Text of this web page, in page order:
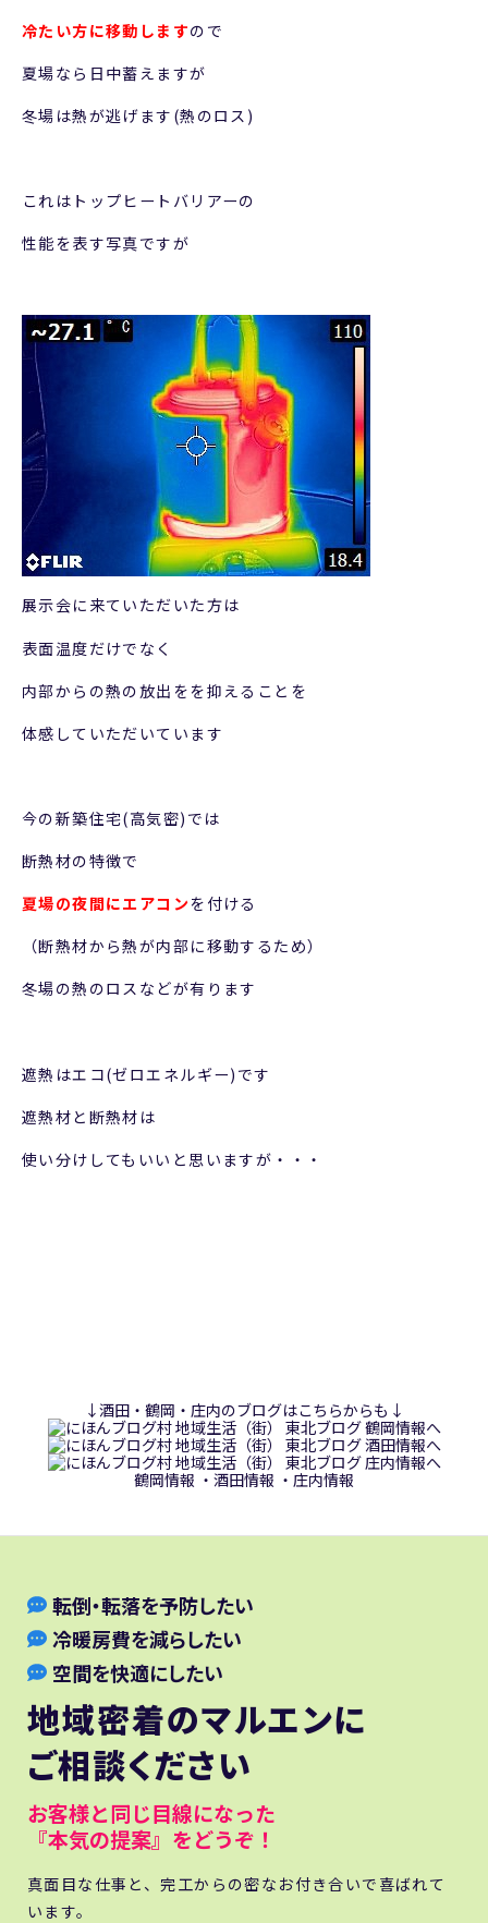
冷たい方に移動しますので
夏場なら日中蓄えますが
冬場は熱が逃げます(熱のロス)
これはトップヒートバリアーの
性能を表す写真ですが
展示会に来ていただいた方は
表面温度だけでなく
内部からの熱の放出をを抑えることを
体感していただいています
今の新築住宅(高気密)では
断熱材の特徴で
夏場の夜間にエアコンを付ける
（断熱材から熱が内部に移動するため）
冬場の熱のロスなどが有ります
遮熱はエコ(ゼロエネルギー)です
遮熱材と断熱材は
使い分けしてもいいと思いますが・・・
↓酒田・鶴岡・庄内のブログはこちらからも↓
鶴岡情報 ・ 酒田情報 ・ 庄内情報
転倒・転落を予防したい
冷暖房費を減らしたい
空間を快適にしたい
地域密着のマルエンに
ご相談ください
お客様と同じ目線になった
『本気の提案』をどうぞ！
真面目な仕事と、完工からの密なお付き合いで喜ばれて
います。